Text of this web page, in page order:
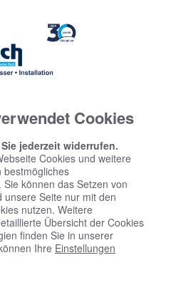
bei Manfred Ruch Gas –
Cookies
jederzeit widerrufen.
Cookies und weitere
bestmögliches
können das Setzen von
Seite nur mit den
nutzen. Weitere
Übersicht der Cookies
finden Sie in unserer
Ihre Einstellungen